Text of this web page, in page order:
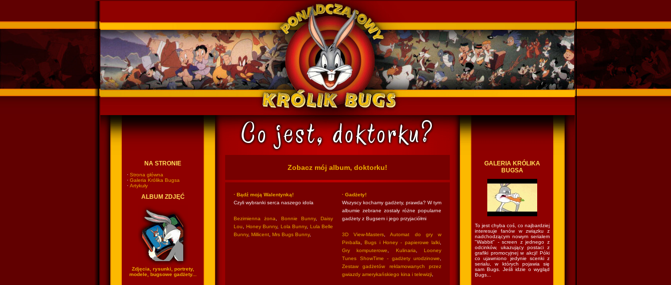
NA STRONIE
· Strona główna
· Galeria Królika Bugsa
· Artykuły
ALBUM ZDJĘĆ
Zdjęcia, rysunki, portrety,
modele, bugsowe gadżety...
Zobacz mój album, doktorku!
· Bądź moją Walentynką!
Czyli wybranki serca naszego idola
Bezimienna żona Bonnie Bunny, Daisy
Lou
Honey Bunny, Lola Bunny, Lula Belle
Bunny, Millicent Mrs Bugs Bunny,
· Gadżety!
Wszyscy kochamy gadżety, prawda? W tym
albumie zebrane zostały różne popularne
gadżety z Bugsem i jego przyjaciółmi
3D View-Masters ,Automat do gry w
Pinballa ,Bugs i Honey - papierowe lalki
Gry komputerowe
Kulinaria ,Looney
Tunes ShowTime - gadżety urodzinowe
Zestaw gadżetów reklamowanych przez
gwiazdy amerykańskiego kina i telewizji
GALERIA KRÓLIKA
BUGSA
To jest chyba coś, co najbardziej
interesuje fanów w związku z
nadchodzącym nowym serialem
"Wabbit" - screen z jednego z
odcinków, ukazujący postaci z
grafiki promocyjnej w akcji! Póki
co ujawniono jedynie scenki z
serialu, w których pojawia się
sam Bugs. Jeśli idzie o wygląd
Bugs...